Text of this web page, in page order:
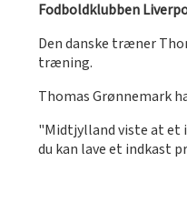
Fodboldklubben
Den danske træner
træning.
Thomas Grønnemark
"Midtjylland viste at et
du kan lave et indkast